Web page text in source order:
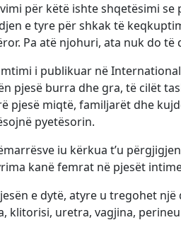
për këtë ishte shqetësimi
e tyre për shkak të
Pa atë njohuri, ata nuk do të
i publikuar në
pjesë burra dhe gra, të cilët
pjesë miqtë, familjarët dhe
pyetësorin.
iu kërkua t’u
kanë femrat në pjesët
e dytë, atyre u tregohet
klitorisi, uretra, vagjina,